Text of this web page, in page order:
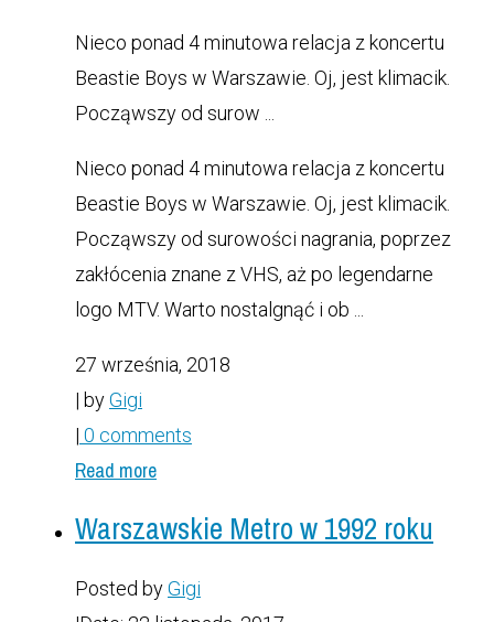
Nieco ponad 4 minutowa relacja z koncertu
Beastie Boys w Warszawie. Oj, jest klimacik.
Począwszy od surow ...
Nieco ponad 4 minutowa relacja z koncertu
Beastie Boys w Warszawie. Oj, jest klimacik.
Począwszy od surowości nagrania, poprzez
zakłócenia znane z VHS, aż po legendarne
logo MTV. Warto nostalgnąć i ob ...
27 września, 2018
| byGigi
| 0 comments
Read more
Warszawskie Metro w 1992 roku
Posted byGigi